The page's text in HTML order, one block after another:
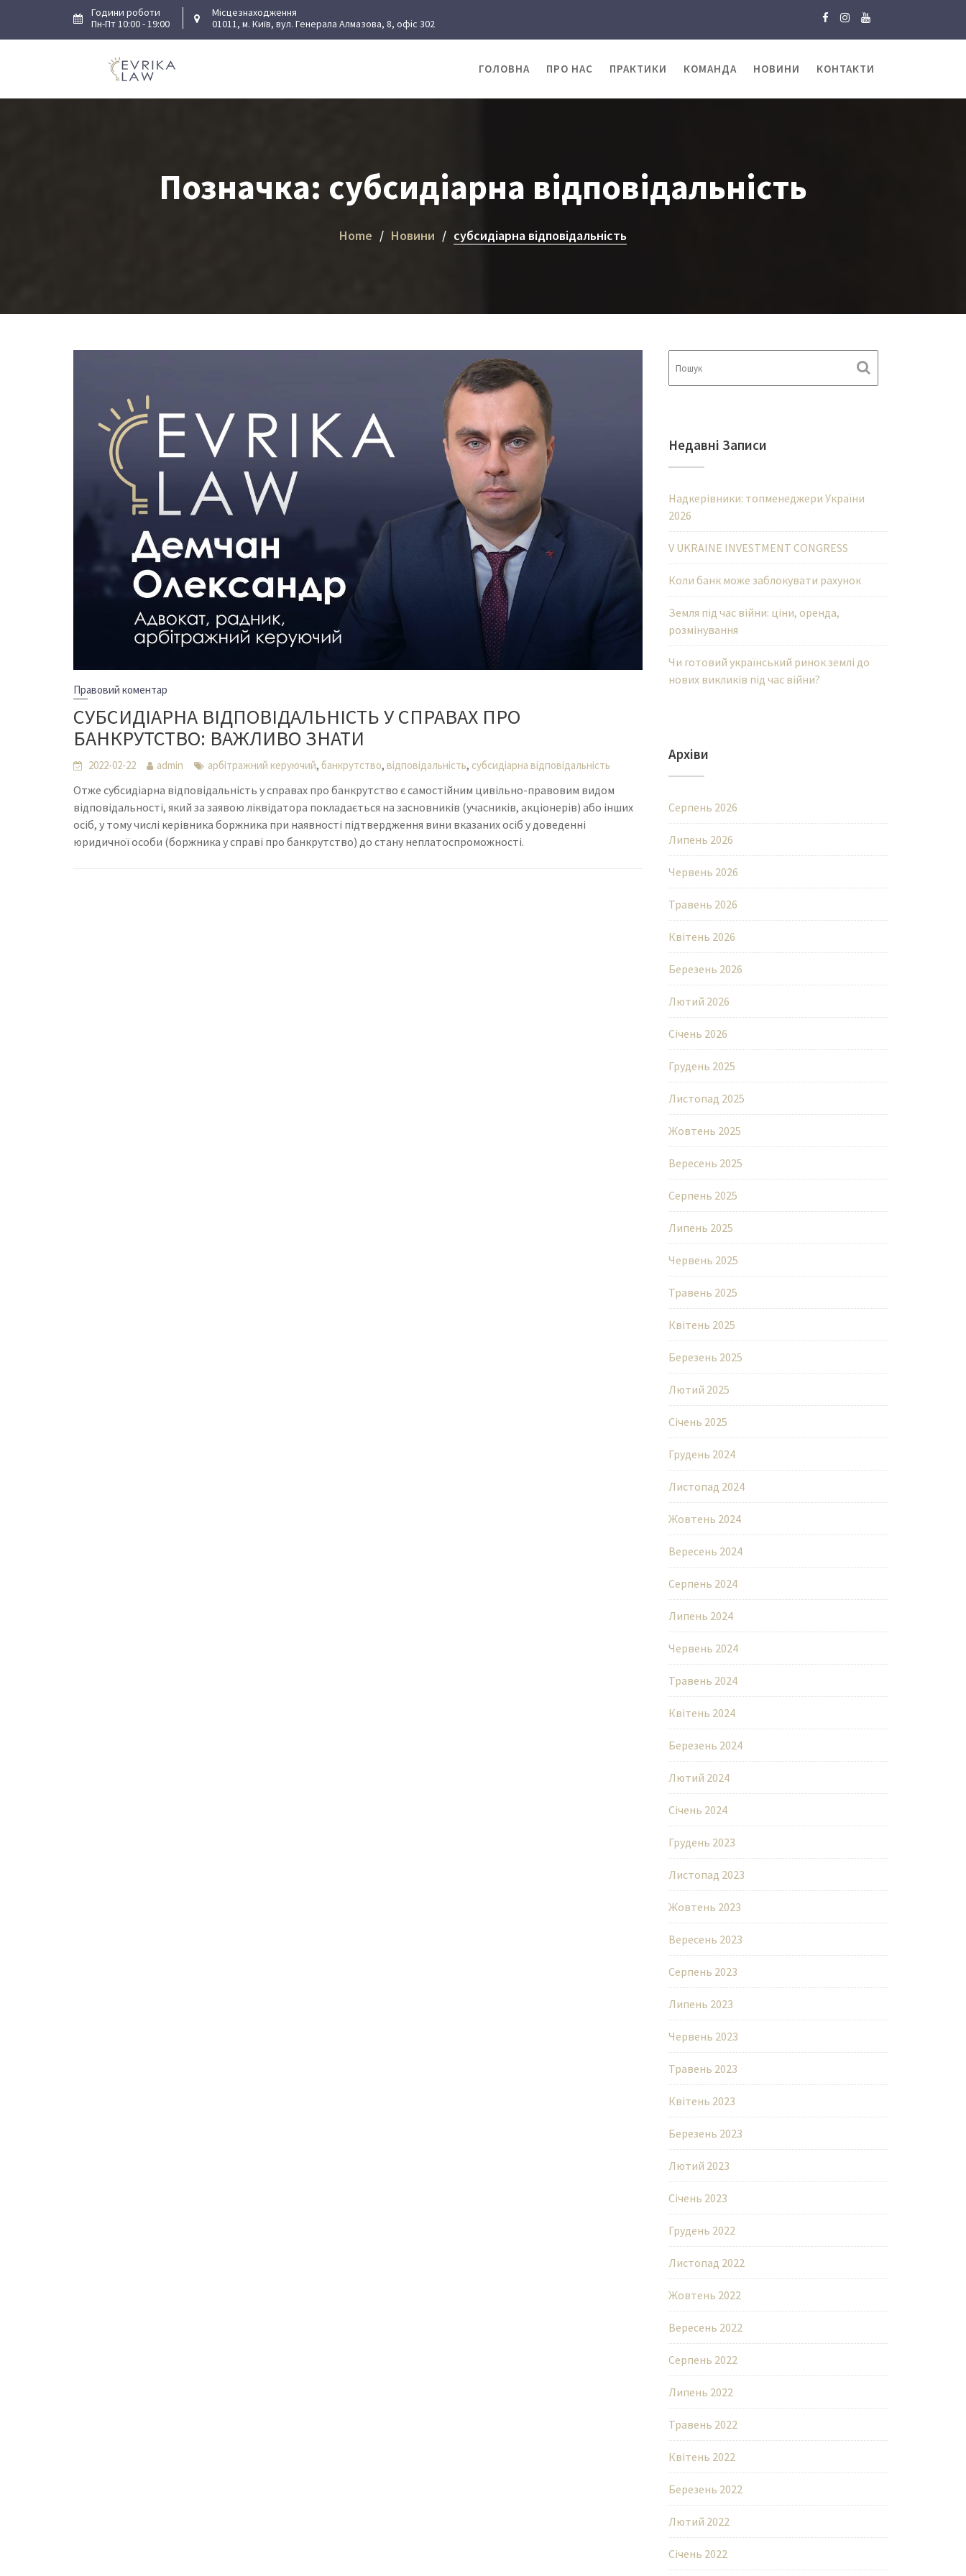
content
Години роботи
Пн-Пт 10:00 - 19:00
Місцезнаходження
01011, м. Київ, вул. Генерала Алмазова, 8, офіс 302
ГОЛОВНА ПРО НАС ПРАКТИКИ КОМАНДА НОВИНИ КОНТАКТИ
Позначка: субсидіарна відповідальність
Home Новини субсидіарна відповідальність
Правовий коментар
СУБСИДІАРНА ВІДПОВІДАЛЬНІСТЬ У СПРАВАХ ПРО
БАНКРУТСТВО: ВАЖЛИВО ЗНАТИ
2022-02-22 admin арбітражний керуючий, банкрутство,відповідальність, субсидіарна відповідальність
Отже субсидіарна відповідальність у справах про банкрутство є самостійним цивільно-правовим видом
відповідальності, який за заявою ліквідатора покладається на засновників (учасників, акціонерів) або інших
осіб, у тому числі керівника боржника при наявності підтвердження вини вказаних осіб у доведенні
юридичної особи (боржника у справі про банкрутство) до стану неплатоспроможності.
Недавні Записи
Надкерівники: топменеджери України
2026
V UKRAINE INVESTMENT CONGRESS
Коли банк може заблокувати рахунок
Земля під час війни: ціни, оренда,
розмінування
Чи готовий український ринок землі до
нових викликів під час війни?
Архіви
Серпень 2026
Липень 2026
Червень 2026
Травень 2026
Квітень 2026
Березень 2026
Лютий 2026
Січень 2026
Грудень 2025
Листопад 2025
Жовтень 2025
Вересень 2025
Серпень 2025
Липень 2025
Червень 2025
Травень 2025
Квітень 2025
Березень 2025
Лютий 2025
Січень 2025
Грудень 2024
Листопад 2024
Жовтень 2024
Вересень 2024
Серпень 2024
Липень 2024
Червень 2024
Травень 2024
Квітень 2024
Березень 2024
Лютий 2024
Січень 2024
Грудень 2023
Листопад 2023
Жовтень 2023
Вересень 2023
Серпень 2023
Липень 2023
Червень 2023
Травень 2023
Квітень 2023
Березень 2023
Лютий 2023
Січень 2023
Грудень 2022
Листопад 2022
Жовтень 2022
Вересень 2022
Серпень 2022
Липень 2022
Травень 2022
Квітень 2022
Березень 2022
Лютий 2022
Січень 2022